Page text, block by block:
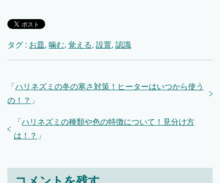
タグ : お皿 , 噛む, 覚える, 設置, 認識
「 ハリネズミの冬の寒さ対策！ヒーターはいつから使う
の！？ 」
「 ハリネズミの種類や色の特徴について！見分け方
は！？ 」